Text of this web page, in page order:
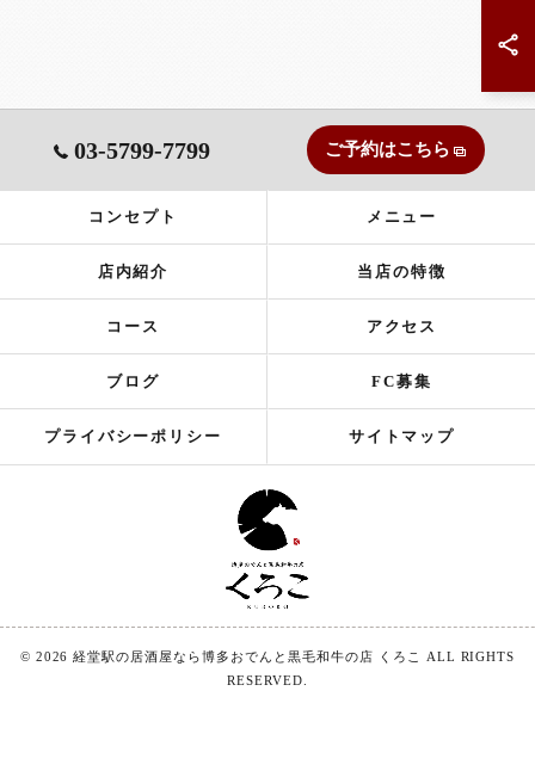
03-5799-7799 ご予約はこちら
コンセプト メニュー
店内紹介 当店の特徴
コース アクセス
ブログ FC募集
プライバシーポリシー サイトマップ
© 2026 経堂駅の居酒屋なら博多おでんと黒毛和牛の店 くろこ ALL RIGHTS
RESERVED.